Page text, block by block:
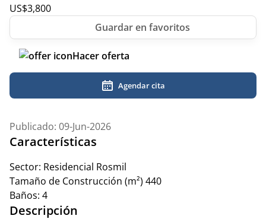
US$3,800
Hacer oferta
Agendar cita
Publicado: 09-Jun-2026
Características
Sector: Residencial Rosmil
Tamaño de Construcción (m²) 440
Baños: 4
Descripción